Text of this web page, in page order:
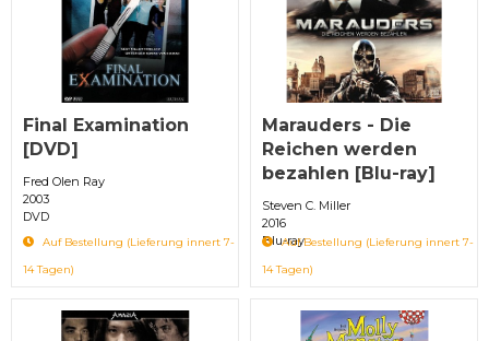
Final Examination
[DVD]
Fred Olen Ray
2003
DVD
Auf Bestellung (Lieferung innert 7-
14 Tagen)
Marauders - Die
Reichen werden
bezahlen [Blu-ray]
Steven C. Miller
2016
Blu-ray
Auf Bestellung (Lieferung innert 7-
14 Tagen)